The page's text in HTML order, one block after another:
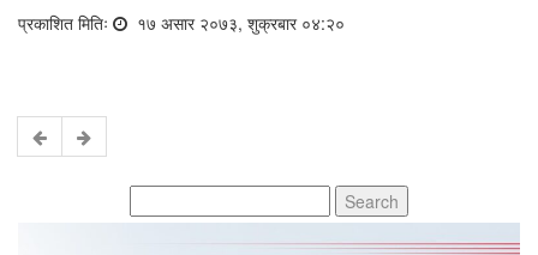
प्रकाशित मितिः १७ असार २०७३, शुक्रबार ०४:२०
for: